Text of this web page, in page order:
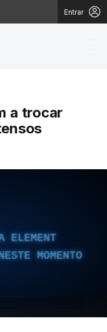
Entrar
a trocar
ELEMENT
MOMENTO